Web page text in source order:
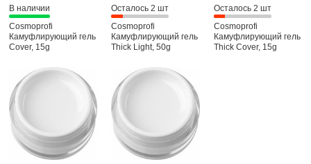
В наличии
Cosmoprofi
Камуфлирующий гель
Cover, 15g
Осталось 2 шт
Cosmoprofi
Камуфлирующий гель
Thick Light, 50g
Осталось 2 шт
Cosmoprofi
Камуфлирующий гель
Thick Cover, 15g